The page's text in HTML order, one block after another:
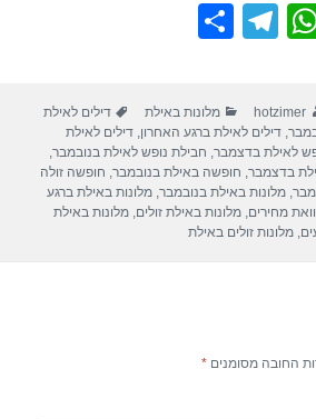
W
s
A
p
p
T
gr
a
m
e
מחבר
hotzimer קטגוריות
מלונות באילת תגיות
דילים לאילת
,דילים לאילת ברגע האחרון,דילים לאילת
לאילת בדצמבר, חבילת נופש לאילת בנובמבר,
בדצמבר, חופשה באילת בנובמבר, חופשה זולה
,מלונות באילת בנובמבר,מלונות באילת ברגע
מחירים,מלונות באילת זולים,מלונות באילת
,מלונות זולים באילת
החובה מסומנים*